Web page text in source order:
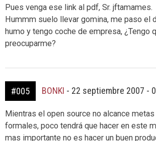
Pues venga ese link al pdf, Sr. jftamames.
Hummm suelo llevar gomina, me paso el
humo y tengo coche de empresa, ¿Tengo
preocuparme?
#005 BONKI - 22 septiembre 2007 -
Mientras el open source no alcance
formales, poco tendrá que hacer en este
mas importante no es hacer un buen